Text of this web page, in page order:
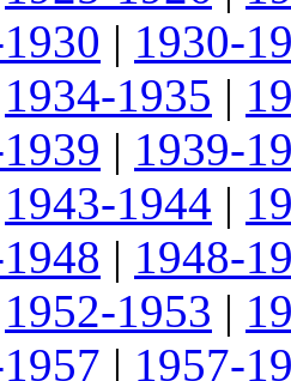
| 1930-
1934-1935 |
| 1939-
1943-1944 |
| 1948-
1952-1953 |
| 1957-